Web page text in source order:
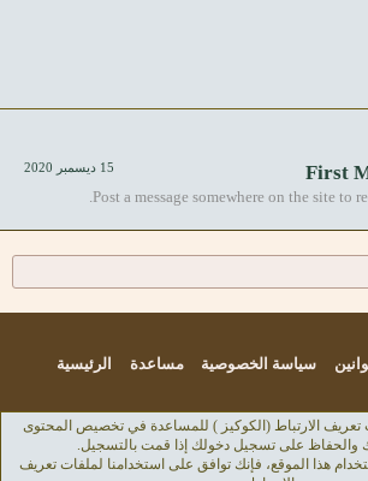
15 ديسمبر 2020 First
Post a message somewhere on the site to
سياسة الخصوصية مساعدة الرئيسية
تعريف الارتباط (الكوكيز ) للمساعدة في تخصيص المحتوى
والحفاظ على تسجيل دخولك إذا قمت بالتسجيل.
هذا الموقع، فإنك توافق على استخدامنا لملفات تعريف